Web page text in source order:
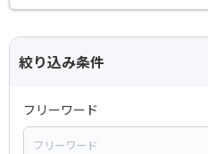
絞り込み条件
フリーワード